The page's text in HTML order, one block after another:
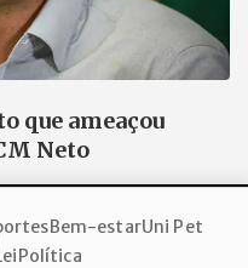
que ameaçou
Neto
Bem-estarUni Pet
Política